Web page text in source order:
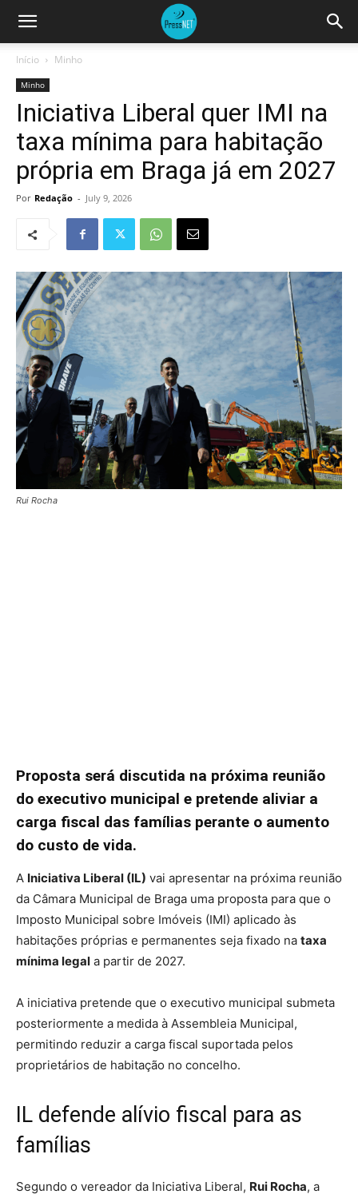
Início Minho
Minho
Iniciativa Liberal quer IMI na
taxa mínima para habitação
própria em Braga já em 2027
Por Redação - July 9, 2026
Rui Rocha
Proposta será discutida na próxima reunião
do executivo municipal e pretende aliviar a
carga fiscal das famílias perante o aumento
do custo de vida.
A Iniciativa Liberal (IL) vai apresentar na próxima reunião
da Câmara Municipal de Braga uma proposta para que o
Imposto Municipal sobre Imóveis (IMI) aplicado às
habitações próprias e permanentes seja fixado na taxa
mínima legal a partir de 2027.
A iniciativa pretende que o executivo municipal submeta
posteriormente a medida à Assembleia Municipal,
permitindo reduzir a carga fiscal suportada pelos
proprietários de habitação no concelho.
IL defende alívio fiscal para as
famílias
Segundo o vereador da Iniciativa Liberal, Rui Rocha, a